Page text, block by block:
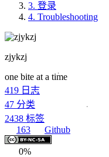
3. 登录
4. Troubleshooting
zjykzj
one bite at a time
419 日志
47 分类
2438 标签
163
Github
0%